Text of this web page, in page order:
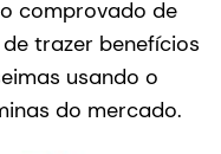
comprovado de
trazer benefícios
usando o
do mercado.